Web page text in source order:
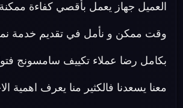
العميل جهاز يعمل بأقصي كفاءة
وقت ممكن و نأمل في تقديم خدمة
بكامل رضا عملاء تكييف سامسونج
معنا يسعدنا فالكثير منا يعرف اهمية